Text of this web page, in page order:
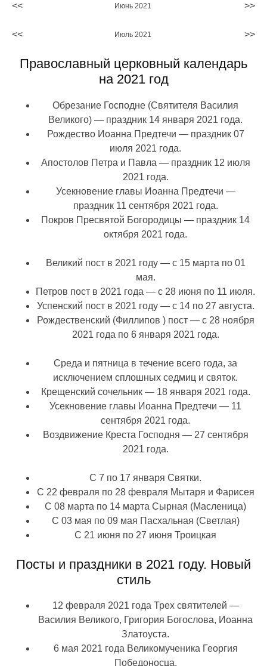
<< Июнь 2021 >>
<< Июль 2021 >>
Православный церковный календарь
на 2021 год
Обрезание Господне (Святителя Василия
Великого) — праздник 14 января 2021 года.
Рождество Иоанна Предтечи — праздник 07
июля 2021 года.
Апостолов Петра и Павла — праздник 12 июля
2021 года.
Усекновение главы Иоанна Предтечи —
праздник 11 сентября 2021 года.
Покров Пресвятой Богородицы — праздник 14
октября 2021 года.
Великий пост в 2021 году — с 15 марта по 01
мая.
Петров пост в 2021 года — с 28 июня по 11 июля.
Успенский пост в 2021 году — с 14 по 27 августа.
Рождественский (Филлипов ) пост — с 28 ноября
2021 года по 6 января 2021 года.
Среда и пятница в течение всего года, за
исключением сплошных седмиц и святок.
Крещенский сочельник — 18 января 2021 года.
Усекновение главы Иоанна Предтечи — 11
сентября 2021 года.
Воздвижение Креста Господня — 27 сентября
2021 года.
С 7 по 17 января Святки.
С 22 февраля по 28 февраля Мытаря и Фарисея
С 08 марта по 14 марта Сырная (Масленица)
С 03 мая по 09 мая Пасхальная (Светлая)
С 21 июня по 27 июня Троицкая
Посты и праздники в 2021 году. Новый
стиль
12 февраля 2021 года Трех святителей —
Василия Великого, Григория Богослова, Иоанна
Златоуста.
6 мая 2021 года Великомученика Георгия
Победоносца.